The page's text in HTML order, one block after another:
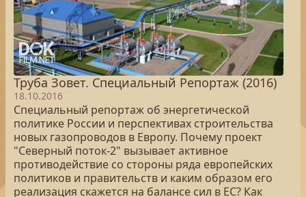
Труба Зовет. Специальный Репортаж (2016)
18.10.2016
Специальный репортаж об энергетической
политике России и перспективах строительства
новых газопроводов в Европу. Почему проект
"Северный поток-2" вызывает активное
противодействие со стороны ряда европейских
политиков и правительств и каким образом его
реализация скажется на балансе сил в ЕС? Как